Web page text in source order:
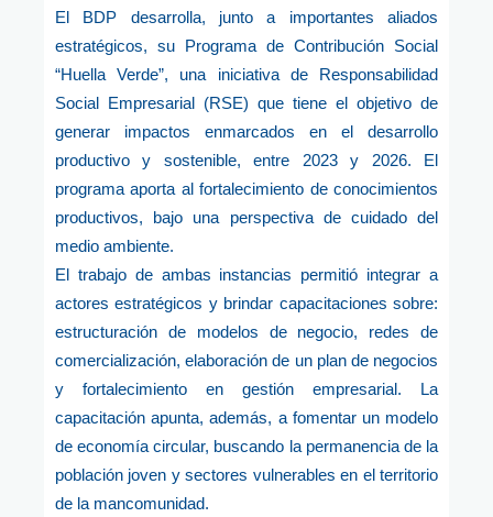
El BDP desarrolla, junto a importantes aliados
estratégicos, su Programa de Contribución Social
“Huella Verde”, una iniciativa de Responsabilidad
Social Empresarial (RSE) que tiene el objetivo de
generar impactos enmarcados en el desarrollo
productivo y sostenible, entre 2023 y 2026. El
programa aporta al fortalecimiento de conocimientos
productivos, bajo una perspectiva de cuidado del
medio ambiente.
El trabajo de ambas instancias permitió integrar a
actores estratégicos y brindar capacitaciones sobre:
estructuración de modelos de negocio, redes de
comercialización, elaboración de un plan de negocios
y fortalecimiento en gestión empresarial. La
capacitación apunta, además, a fomentar un modelo
de economía circular, buscando la permanencia de la
población joven y sectores vulnerables en el territorio
de la mancomunidad.